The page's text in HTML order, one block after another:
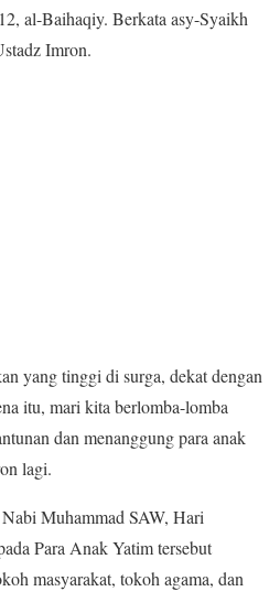
al-Baihaqiy. Berkata asy-Syaikh
Imron.
yang tinggi di surga, dekat dengan
itu, mari kita berlomba-lomba
dan menanggung para anak
lagi.
Muhammad SAW, Hari
Para Anak Yatim tersebut
masyarakat, tokoh agama, dan